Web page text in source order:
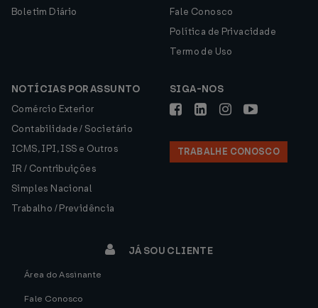
Boletim Diário
Fale Conosco
Política de Privacidade
Termo de Uso
NOTÍCIAS POR ASSUNTO
Comércio Exterior
Contabilidade / Societário
ICMS, IPI, ISS e Outros
IR / Contribuições
Simples Nacional
Trabalho / Previdência
SIGA-NOS
TRABALHE CONOSCO
JÁ SOU CLIENTE
Área do Assinante
Fale Conosco